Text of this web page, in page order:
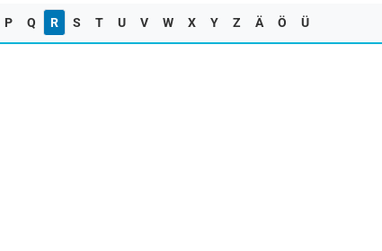
P Q R S T U V W X Y Z Ä Ö Ü